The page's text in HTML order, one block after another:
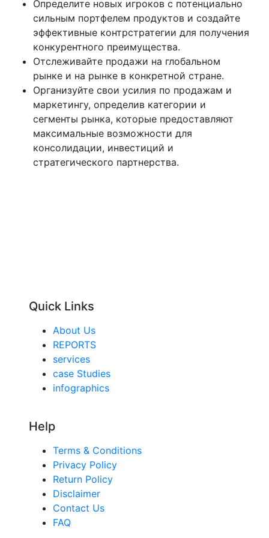
Определите новых игроков с потенциально
сильным портфелем продуктов и создайте
эффективные контрстратегии для получения
конкурентного преимущества.
Отслеживайте продажи на глобальном
рынке и на рынке в конкретной стране.
Организуйте свои усилия по продажам и
маркетингу, определив категории и
сегменты рынка, которые предоставляют
максимальные возможности для
консолидации, инвестиций и
стратегического партнерства.
Quick Links
About Us
REPORTS
services
case Studies
infographics
Help
Terms & Conditions
Privacy Policy
Return Policy
Disclaimer
Contact Us
FAQ